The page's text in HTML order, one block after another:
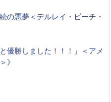
の悪夢＜デルレイ・ビーチ・
優勝しました！！！」＜アメ
》